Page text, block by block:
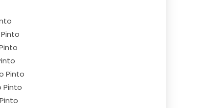
Pinto
Pinto